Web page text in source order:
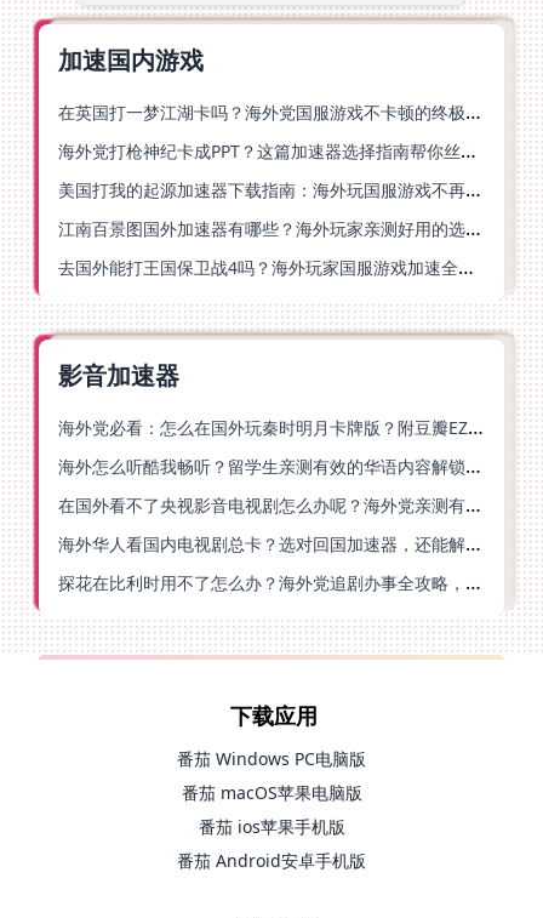
加速国内游戏
在英国打一梦江湖卡吗？海外党国服游戏不卡顿的终极解法
海外党打枪神纪卡成PPT？这篇加速器选择指南帮你丝滑上分
美国打我的起源加速器下载指南：海外玩国服游戏不再卡的终极方案
江南百景图国外加速器有哪些？海外玩家亲测好用的选择与避坑指南
去国外能打王国保卫战4吗？海外玩家国服游戏加速全攻略（附公主连结幻想江湖实测）
影音加速器
海外党必看：怎么在国外玩秦时明月卡牌版？附豆瓣EZCast地区限制破解法
海外怎么听酷我畅听？留学生亲测有效的华语内容解锁指南
在国外看不了央视影音电视剧怎么办呢？海外党亲测有效的回国加速方案
海外华人看国内电视剧总卡？选对回国加速器，还能解决菲律宾打不开反诈中心的问题
探花在比利时用不了怎么办？海外党追剧办事全攻略，选对加速器就够了
下载应用
番茄 Windows PC电脑版
番茄 macOS苹果电脑版
番茄 ios苹果手机版
番茄 Android安卓手机版